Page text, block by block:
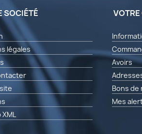
SOCIÉTÉ
légales
Avoirs
Bons
Mes